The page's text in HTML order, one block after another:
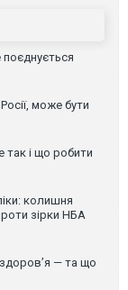
поєднується
може бути
так і що робити
колишня
зірки НБА
— та що